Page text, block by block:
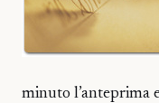
minuto l’anteprima